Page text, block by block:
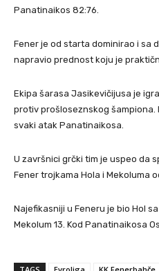
Panatinaikos 82:76.
Fener je od starta dominirao i sa
napravio prednost koju je
Ekipa šarasa Jasikevičijusa je
protiv prošloseznskog šampiona.
svaki atak Panatinaikosa.
U završnici grčki tim je uspeo da
Fener trojkama Hola i Mekoluma
Najefikasniji u Feneru je bio Hol
Mekolum 13. Kod Panatinaikosa